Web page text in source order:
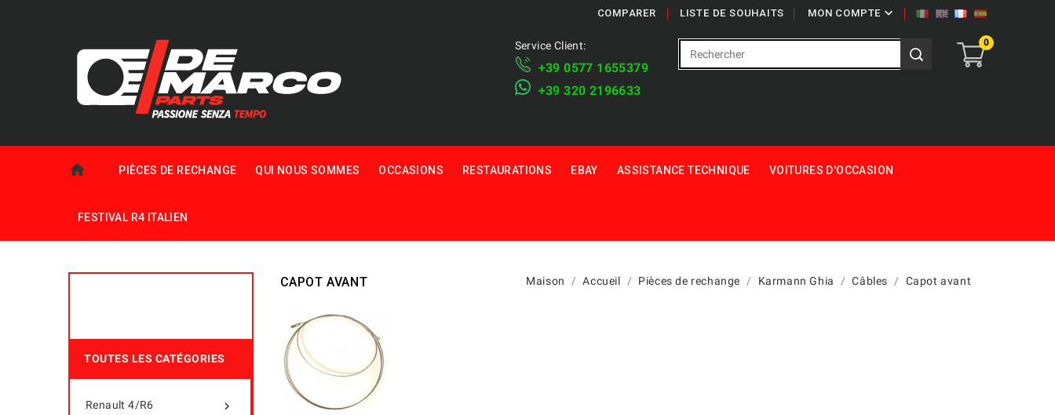
MON COMPTE 
LISTE DE SOUHAITS
COMPARER
0
Service Client:
+39 ​​0577 1655379
​+39 320 2196633
PIÈCES DE RECHANGE QUI NOUS SOMMES OCCASIONS RESTAURATIONS EBAY ASSISTANCE TECHNIQUE VOITURES D'OCCASION
FESTIVAL R4 ITALIEN
TOUTES LES CATÉGORIES

Renault 4/R6
CAPOT AVANT Maison Accueil Pièces de rechange Karmann Ghia Câbles Capot avant